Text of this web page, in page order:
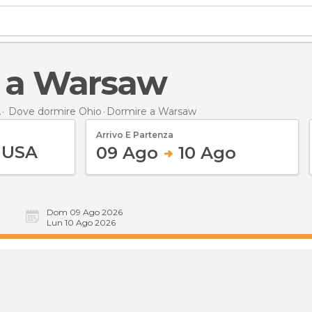
a Warsaw
Dove dormire Ohio Dormire a Warsaw
Arrivo E Partenza
09 Ago 10 Ago
Dom 09 Ago 2026
Lun 10 Ago 2026